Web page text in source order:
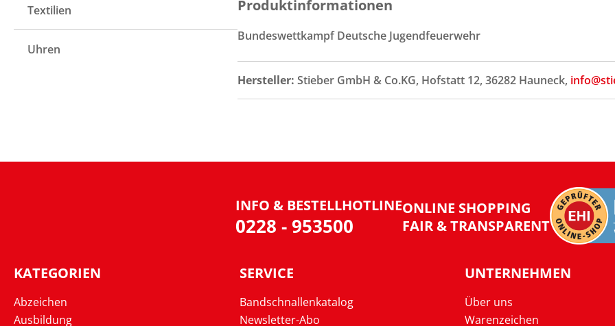
Textilien
Uhren
Produktinformationen
Bundeswettkampf Deutsche Jugendfeuerwehr
Hersteller: Stieber GmbH & Co.KG, Hofstatt 12, 36282 Hauneck,
INFO & BESTELLHOTLINE
0228 - 953500
ONLINE SHOPPING
FAIR & TRANSPARENT
KATEGORIEN
Abzeichen
Ausbildung
SERVICE
Bandschnallenkatalog
Newsletter-Abo
UNTERNEHMEN
Über uns
Warenzeichen